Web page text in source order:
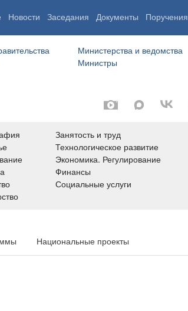
Новости Заседания Документы Поручения
Министерства и ведомства
Министры
Занятость и труд
Технологическое развитие
Экономика. Регулирование
Финансы
Социальные услуги
Национальные проекты